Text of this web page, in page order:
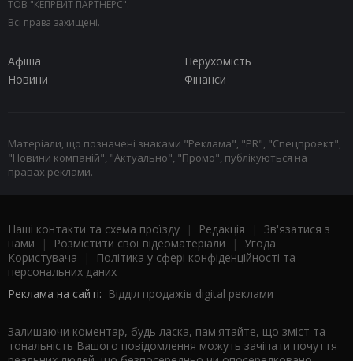
ТОВ "КЕПРЕЙТ ПАРТНЕРС".
Всі права захищені.
Афіша
Нерухомість
Новини
Фінанси
Матеріали, що позначені знаками "Реклама", "PR", "Спецпроект",
"Новини компаній", "Актуально", "Промо", публікуються на
правах реклами.
Наші контакти та схема проїзду | Редакція | Зв'язатися з
нами | Розмістити свої відеоматеріали | Угода
Користувача |
Політика у сфері конфіденційності та
персональних даних
Реклама на сайті: Відділ продажів digital реклами
Залишаючи коментар, будь ласка, пам'ятайте, що зміст та
тональність Вашого повідомлення можуть зачіпати почуття